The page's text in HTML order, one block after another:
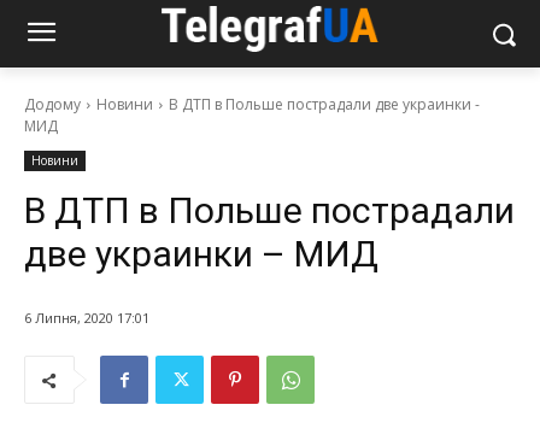
Додому Новини
В ДТП в Польше пострадали две украинки -
МИД
Новини
В ДТП в Польше пострадали
две украинки – МИД
6 Липня, 2020 17:01